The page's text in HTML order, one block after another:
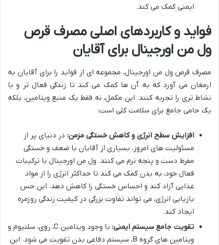
ایمنی کمک می کند.
فواید و کاربردهای اصلی مصرف قرص
ول من اورجینال برای آقایان
مصرف قرص ول من اورجینال، مجموعه ای از فواید را برای آقایان به
ارمغان می آورد که به آن ها کمک می کند تا زندگی فعال تر و با
نشاط تری را تجربه کنند. این مکمل، نه فقط یک منبع ویتامین، بلکه
یک حامی جامع برای سلامت کلی است:
افزایش سطح انرژی و کاهش خستگی مزمن: در دنیای پر از
مسئولیت های امروز، بسیاری از آقایان با ضعف و خستگی
مفرط دست و پنجه نرم می کنند. ول من اورجینال با ترکیبات
فعال خود، به بدن کمک می کند تا حداکثر انرژی را از مواد
غذایی آزاد کند و احساس خستگی را کاهش دهد. این حس
بازیابی انرژی، می تواند تفاوت بزرگی در کیفیت زندگی روزمره
ایجاد کند.
تقویت جامع سیستم ایمنی:
با وجود ویتامین C، روی، سلنیوم و
ویتامین های گروه B، سیستم دفاعی بدن تقویت می شود. این